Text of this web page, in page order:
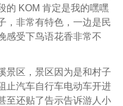
的 KOM 肯定是我的嘿嘿
，非常有特色，一边是民
感受下鸟语花香非常不
景区，景区因为是和村子
止汽车自行车电动车开进
至还贴了告示告诉游人小